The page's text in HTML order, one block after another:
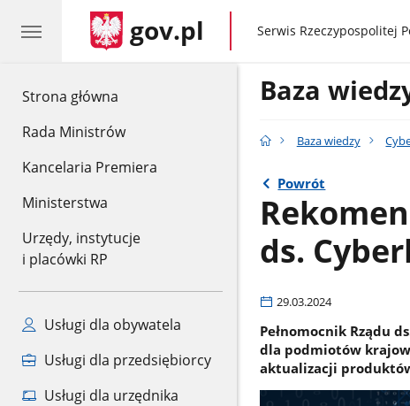
Strona główna
Rada Ministrów
Kancelaria Premiera
Ministerstwa
Urzędy, instytucje
i placówki RP
Usługi dla obywatela
Usługi dla przedsiębiorcy
Usługi dla urzędnika
gov.pl gov.pl
Serwis Rzeczypospolitej
Baza
Baza wiedzy
Powrót
ds.
29.03.2024
Pełnomocnik Rządu
dla podmiotów
aktualizacji